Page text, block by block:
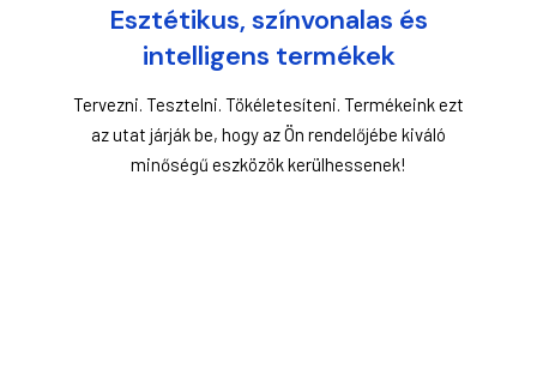
Esztétikus, színvonalas és
intelligens termékek
Tervezni. Tesztelni. Tökéletesíteni. Termékeink ezt
az utat járják be, hogy az Ön rendelőjébe kiváló
minőségű eszközök kerülhessenek!